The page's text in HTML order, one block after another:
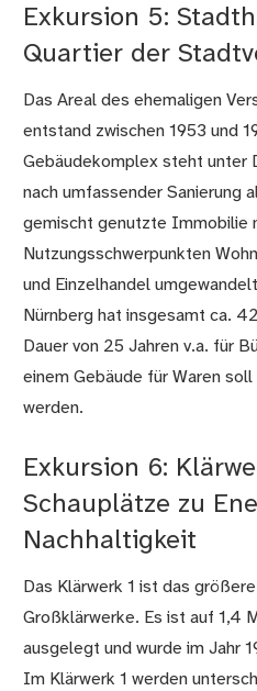
Exkursion 5:
Quartier der
Das Areal des ehemaligen
entstand zwischen 1953 und
Gebäudekomplex steht unter
nach umfassender Sanierung
gemischt genutzte Immobilie
Nutzungsschwerpunkten
und Einzelhandel
Nürnberg hat insgesamt ca.
Dauer von 25 Jahren v.a. für
einem Gebäude für Waren
werden.
Exkursion 6:
Schauplätze zu
Nachhaltigkeit
Das Klärwerk 1 ist das
Großklärwerke. Es ist auf 1,4
ausgelegt und wurde im Jahr
Im Klärwerk 1 werden